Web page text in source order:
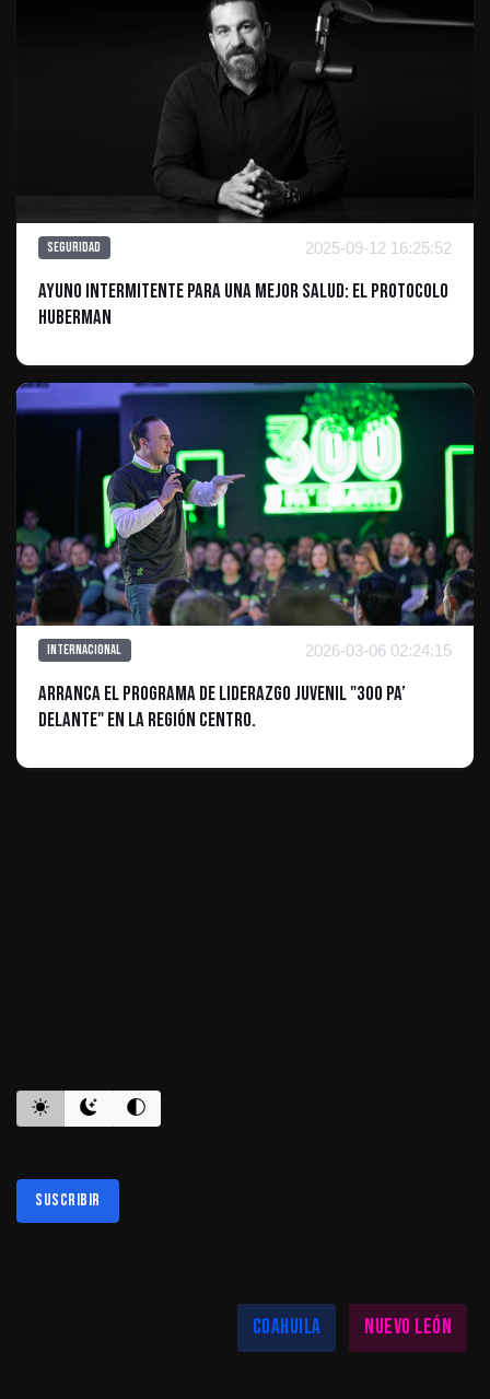
Seguridad 2025-09-12 16:25:52
Ayuno intermitente para una mejor salud: El protocolo
Huberman
Internacional 2026-03-06 02:24:15
Arranca el programa de liderazgo juvenil "300 Pa’
Delante" en la Región Centro.
Suscribir
Coahuila
Nuevo León